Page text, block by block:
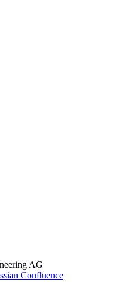
AG
Confluence